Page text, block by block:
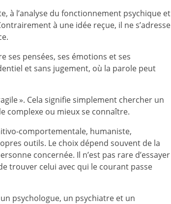
à l’analyse du fonctionnement psychique et
à une idée reçue, il ne s’adresse
ses pensées, ses émotions et ses
et sans jugement, où la parole peut
». Cela signifie simplement chercher un
complexe ou mieux se connaître.
comportementale, humaniste,
outils. Le choix dépend souvent de la
concernée. Il n’est pas rare d’essayer
trouver celui avec qui le courant passe
psychologue, un psychiatre et un